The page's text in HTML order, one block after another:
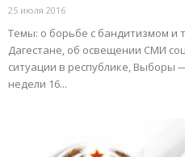
25 июля 2016
Темы: о борьбе с бандитизмом и
Дагестане, об освещении СМИ
ситуации в республике, Выборы
недели 16...